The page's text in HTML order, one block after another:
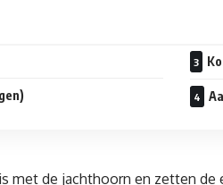
met de jachthoorn en zetten de